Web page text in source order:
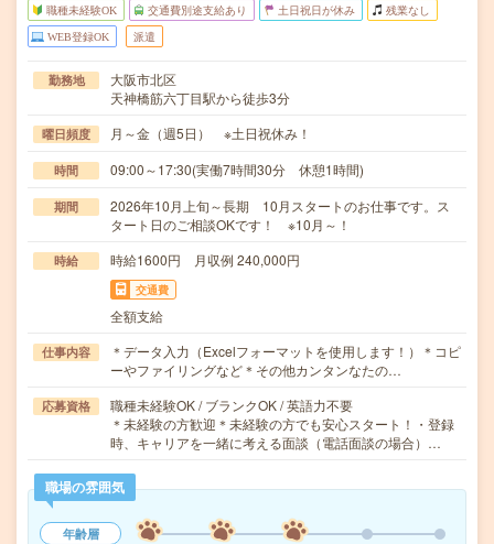
職種未経験OK 交通費別途支給あり 土日祝日が休み 残業なし
WEB登録OK 派遣
勤務地
大阪市北区
天神橋筋六丁目駅から徒歩3分
曜日頻度 月～金（週5日） ※土日祝休み！
時間 09:00～17:30(実働7時間30分 休憩1時間)
期間
2026年10月上旬～長期 10月スタートのお仕事です。ス
タート日のご相談OKです！ ※10月～！
時給 時給1600円 月収例 240,000円
交通費
全額支給
仕事内容
＊データ入力（Excelフォーマットを使用します！）＊コピ
ーやファイリングなど＊その他カンタンなたの…
応募資格
職種未経験OK / ブランクOK / 英語力不要
＊未経験の方歓迎＊未経験の方でも安心スタート！・登録
時、キャリアを一緒に考える面談（電話面談の場合）…
職場の雰囲気
年齢層